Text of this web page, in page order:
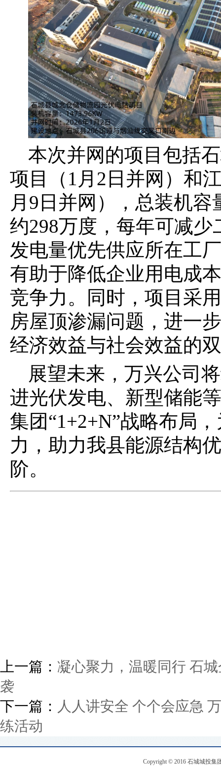
本次并网的项目包括
项目（ 1月2日并网）和
月9日并网），总装机
约298万度，每年可减
发电量优先供应所在工
有助于降低企业用电成
竞争力。同时，项目采
房屋顶渗漏问题，进一
经济效益与社会效益的
展望未来，万兴公司
进光伏发电、新型储能
集团“1+2+N”战略布局
力，助力我县能源结构
阶。
上一篇： 凝心聚力，温暖同行 石
袭
下一篇： 人人讲安全 个个会应急
练活动
Copyright © 2016 石城城投集